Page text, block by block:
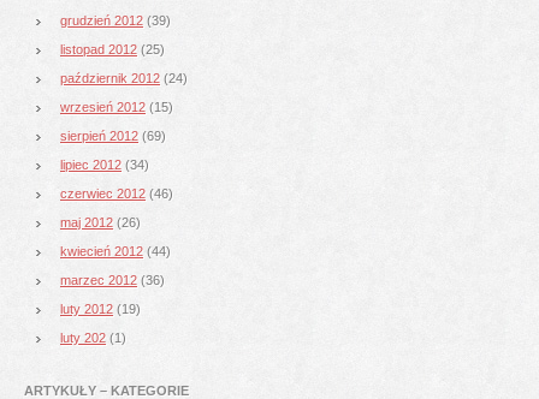
grudzień 2012 (39)
listopad 2012 (25)
październik 2012 (24)
wrzesień 2012 (15)
sierpień 2012 (69)
lipiec 2012 (34)
czerwiec 2012 (46)
maj 2012 (26)
kwiecień 2012 (44)
marzec 2012 (36)
luty 2012 (19)
luty 202 (1)
ARTYKUŁY – KATEGORIE